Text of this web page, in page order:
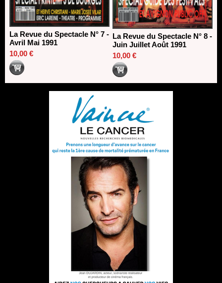
La Revue du Spectacle N° 7 -
Avril Mai 1991
10,00 €
La Revue du Spectacle N° 8 -
Juin Juillet Août 1991
10,00 €